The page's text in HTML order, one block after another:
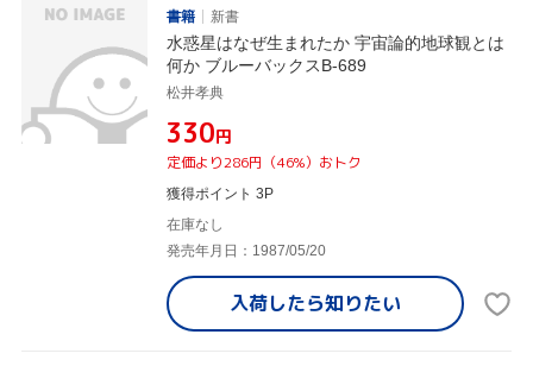
書籍
新書
水惑星はなぜ生まれたか 宇宙論的地球観とは
何か ブルーバックスB-689
松井孝典
¥330円
定価より286円（46%）おトク
獲得ポイント 3P
在庫なし
発売年月日：1987/05/20
入荷したら知りたい